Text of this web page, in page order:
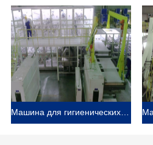
Машина для гигиенических салфеток Haina помогает клиенту расширить свой рынок в Латвия